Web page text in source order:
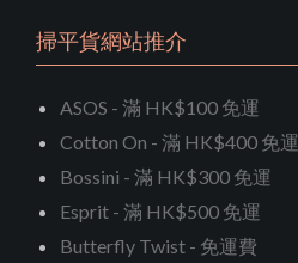
掃平貨網站推介
ASOS - 滿 HK$100 免運
Cotton On - 滿 HK$400 免運
Bossini - 滿 HK$300 免運
Esprit - 滿 HK$500 免運
Butterfly Twist - 免運費